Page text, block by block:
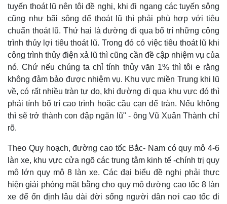
tuyến thoát lũ nên tôi đề nghị, khi đi ngang các tuyến sông
cũng như bãi sông để thoát lũ thì phải phù hợp với tiêu
chuẩn thoát lũ. Thứ hai là đường đi qua bố trí những công
trình thủy lợi tiêu thoát lũ. Trong đó có việc tiêu thoát lũ khi
công trình thủy điện xả lũ thì cũng cần đề cập nhiệm vụ của
nó. Chứ nếu chúng ta chỉ tính thủy văn 1% thì tôi e rằng
không đảm bảo được nhiệm vụ. Khu vực miền Trung khi lũ
về, có rất nhiều tràn tự do, khi đường đi qua khu vực đó thì
phải tính bố trí cao trình hoặc cầu cạn để tràn. Nếu không
thì sẽ trở thành con đập ngăn lũ" - ông Vũ Xuân Thành chỉ
rõ.
Theo Quy hoạch, đường cao tốc Bắc- Nam có quy mô 4-6
làn xe, khu vực cửa ngõ các trung tâm kinh tế -chính trị quy
mô lớn quy mô 8 làn xe. Các đại biểu đề nghị phải thực
hiện giải phóng mặt bằng cho quy mô đường cao tốc 8 làn
xe để ổn định lâu dài đời sống người dân nơi cao tốc đi